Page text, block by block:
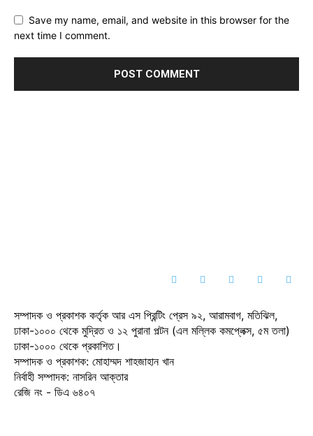
Save my name, email, and website in this browser for the
next time I comment.
সম্পাদক ও প্রকাশক কর্তৃক আর এস প্রিন্টিং প্রেস ৯২, আরামবাগ, মতিঝিল,
ঢাকা-১০০০ থেকে মুদ্রিত ও ১২ পুরানা পল্টন (এল মল্লিক কমপ্লেক্স, ৫ম তলা)
ঢাকা-১০০০ থেকে প্রকাশিত।
সম্পাদক ও প্রকাশক: মোহাম্মদ শাহজাহান খান
নির্বাহী সম্পাদক: নাসরিন আক্তার
রেজি নং - ডিএ ৬৪০৭